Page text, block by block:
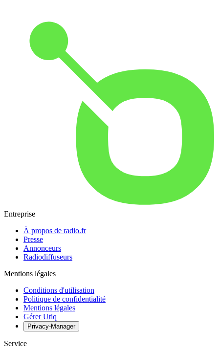
Entreprise
À propos de radio.fr
Presse
Annonceurs
Radiodiffuseurs
Mentions légales
Conditions d'utilisation
Politique de confidentialité
Mentions légales
Gérer Utiq
Privacy-Manager
Service